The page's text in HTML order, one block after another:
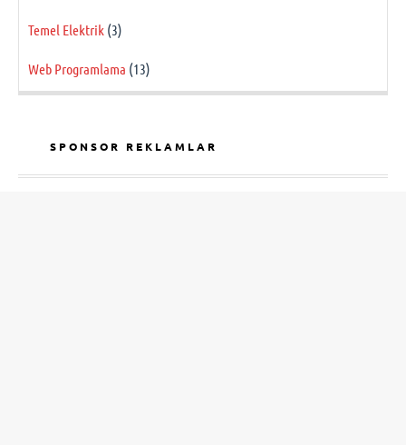
Temel Elektrik (3)
Web Programlama (13)
SPONSOR REKLAMLAR